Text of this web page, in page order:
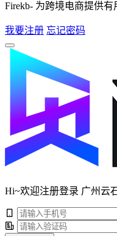
Firekb- 为跨境电商提供有
我要注册 忘记密码
Hi~欢迎注册登录 广州云